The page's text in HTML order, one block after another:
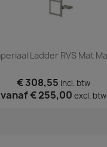
€ 308,55 incl. btw
vanaf€ 255,00 excl. btw